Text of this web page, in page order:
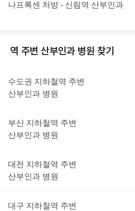
나프록센 처방 - 신림역 산부인과
역 주변 산부인과 병원 찾기
수도권 지하철역 주변
산부인과 병원
부산 지하철역 주변
산부인과 병원
대전 지하철역 주변
산부인과 병원
대구 지하철역 주변